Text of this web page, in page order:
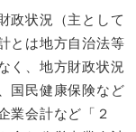
政状況（主として
とは地方自治法等
く、地方財政状況
国民健康保険など
業会計など「２